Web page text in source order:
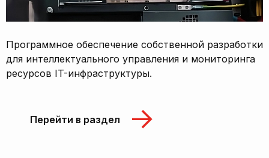
Программное обеспечение собственной разработки
для интеллектуального управления и мониторинга
ресурсов IT-инфраструктуры.
Перейти в раздел